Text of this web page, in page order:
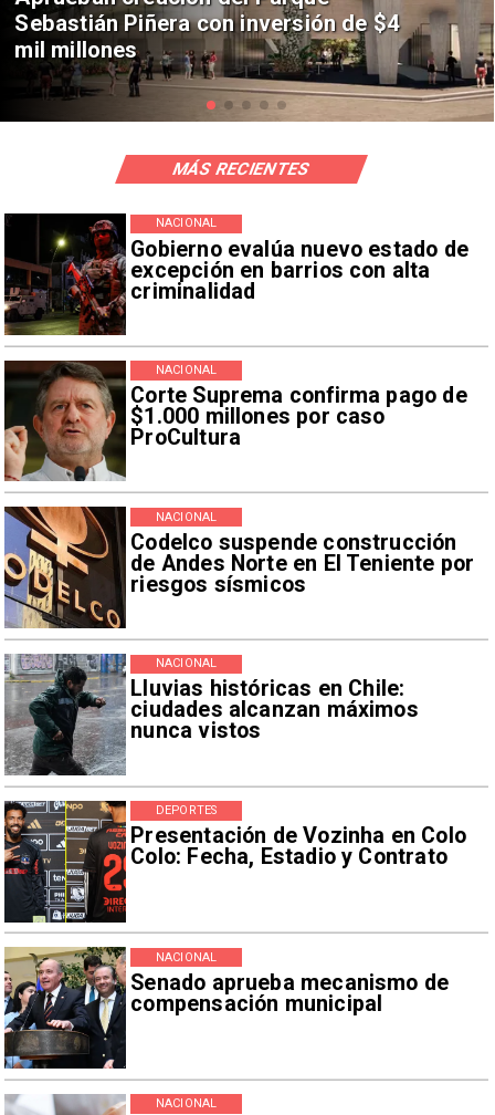
fichaje de Vozinha
Gobierno evalúa nuevo estado de
excepción en barrios con alta
criminalidad
NACIONAL
Corte Suprema confirma pago de
$1.000 millones por caso
ProCultura
NACIONAL
Codelco suspende construcción
de Andes Norte en El Teniente por
riesgos sísmicos
NACIONAL
Lluvias históricas en Chile:
ciudades alcanzan máximos
nunca vistos
NACIONAL
Presentación de Vozinha en Colo
Colo: Fecha, Estadio y Contrato
DEPORTES
Senado aprueba mecanismo de
compensación municipal
NACIONAL
NACIONAL
MÁS RECIENTES